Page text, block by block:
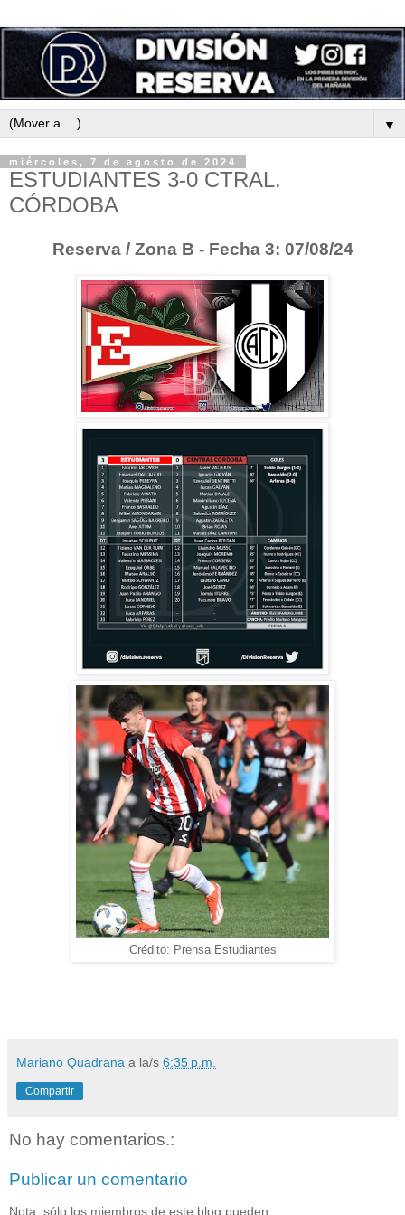
▼
miércoles, 7 de agosto de 2024
ESTUDIANTES 3-0 CTRAL.
CÓRDOBA
Reserva / Zona B - Fecha 3: 07/08/24
Crédito: Prensa Estudiantes
Mariano Quadrana a la/s 6:35 p.m.
Compartir
No hay comentarios.:
Publicar un comentario
Nota: sólo los miembros de este blog pueden